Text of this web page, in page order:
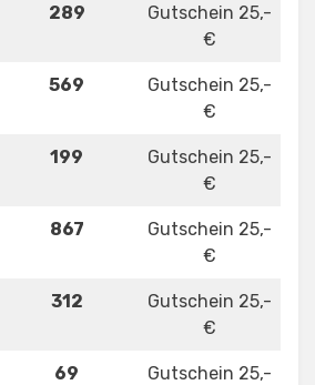
289
Gutschein 25,-
€
569
Gutschein 25,-
€
199
Gutschein 25,-
€
867
Gutschein 25,-
€
312
Gutschein 25,-
€
69
Gutschein 25,-